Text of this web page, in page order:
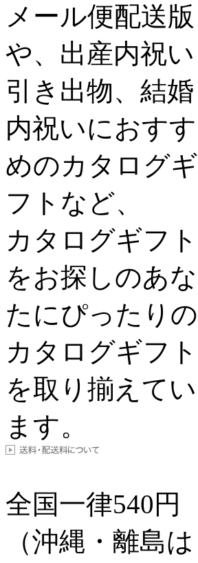
メール便配送版
や、出産内祝い
引き出物、結婚
内祝いにおすす
めのカタログギ
フトなど、
カタログギフト
をお探しのあな
たにぴったりの
カタログギフト
を取り揃えてい
ます。
全国一律540円
（沖縄・離島は